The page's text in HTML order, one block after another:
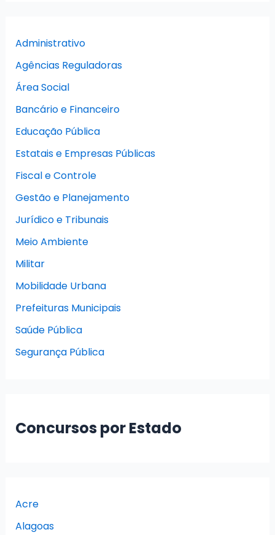
Administrativo
Agências Reguladoras
Área Social
Bancário e Financeiro
Educação Pública
Estatais e Empresas Públicas
Fiscal e Controle
Gestão e Planejamento
Jurídico e Tribunais
Meio Ambiente
Militar
Mobilidade Urbana
Prefeituras Municipais
Saúde Pública
Segurança Pública
Concursos por Estado
Acre
Alagoas